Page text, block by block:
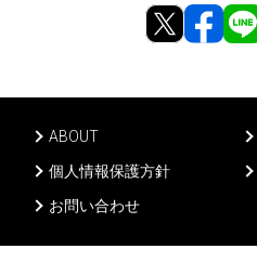
ABOUT
個人情報保護方針
お問い合わせ